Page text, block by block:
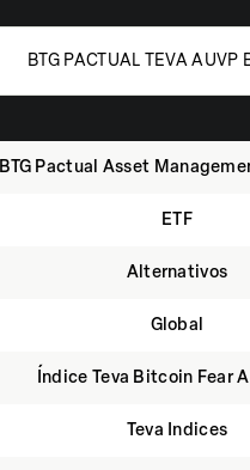
BTG PACTUAL TEVA AUVP
BTG Pactual Asset
ETF
Alternativos
Global
Índice Teva Bitcoin Fear
Teva Indices